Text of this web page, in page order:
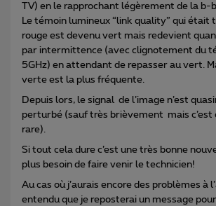
TV) en le rapprochant légèrement de la b-
Le témoin lumineux “link quality” qui était
rouge est devenu vert mais redevient
par intermittence (avec clignotement du
5GHz) en attendant de repasser au vert.
verte est la plus fréquente.
Depuis lors, le signal de l’image n’est
perturbé (sauf très brièvement mais
rare).
Si tout cela dure c’est une très bonne
plus besoin de faire venir le technicien!
Au cas où j’aurais encore des problèmes à
entendu que je reposterai un message